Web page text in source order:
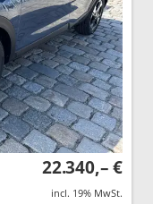
22.340,– €
incl. 19% MwSt.